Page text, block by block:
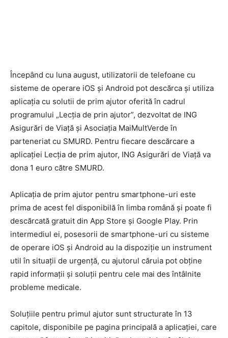
Începând cu luna august, utilizatorii de telefoane cu
sisteme de operare iOS şi Android pot descărca şi utiliza
aplicaţia cu solutii de prim ajutor oferită în cadrul
programului „Lecţia de prin ajutor”, dezvoltat de ING
Asigurări de Viaţă şi Asociaţia MaiMultVerde în
parteneriat cu SMURD. Pentru fiecare descărcare a
aplicaţiei Lecţia de prim ajutor, ING Asigurări de Viaţă va
dona 1 euro către SMURD.
Aplicaţia de prim ajutor pentru smartphone-uri este
prima de acest fel disponibilă în limba română şi poate fi
descărcată gratuit din App Store şi Google Play. Prin
intermediul ei, posesorii de smartphone-uri cu sisteme
de operare iOS şi Android au la dispoziţie un instrument
util în situaţii de urgenţă, cu ajutorul căruia pot obţine
rapid informaţii şi soluţii pentru cele mai des întâlnite
probleme medicale.
Soluţiile pentru primul ajutor sunt structurate în 13
capitole, disponibile pe pagina principală a aplicaţiei, care